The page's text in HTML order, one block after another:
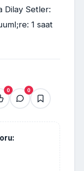
Dilay Setler:
1 saat
0 0